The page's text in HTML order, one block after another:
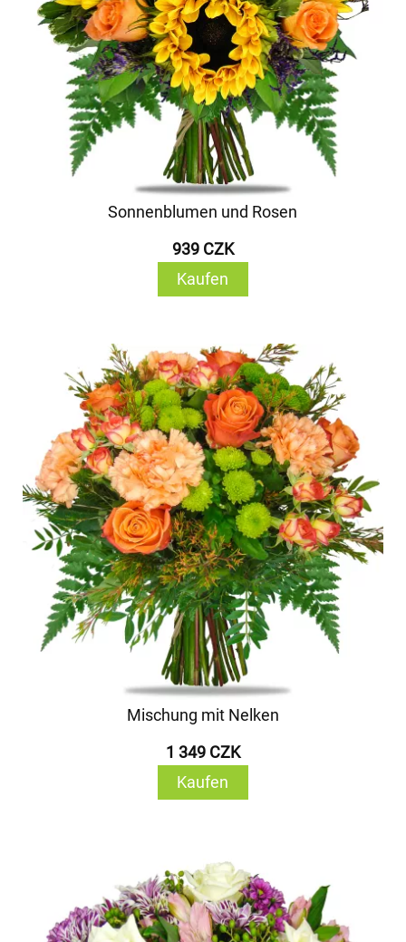
Sonnenblumen und Rosen
939 CZK
Kaufen
Mischung mit Nelken
1 349 CZK
Kaufen